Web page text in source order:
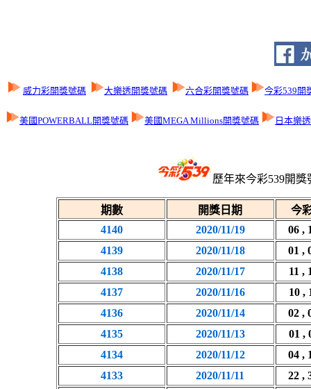
威力彩開獎號碼 大樂透開獎號碼 六合彩開獎號碼 今彩539開
美國POWERBALL開獎號碼 美國MEGA Millions開獎號碼 日本樂
歷年來今彩539開
期數 開獎日期
今
4140
2020/11/19
06 ,
4139
2020/11/18
01 ,
4138
2020/11/17
11 ,
4137
2020/11/16
10 ,
4136
2020/11/14
02 ,
4135
2020/11/13
01 ,
4134
2020/11/12
04 ,
4133
2020/11/11
22 ,